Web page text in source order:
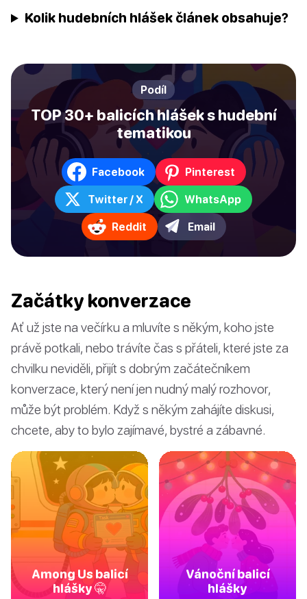
Kolik hudebních hlášek článek obsahuje?
Podíl
TOP 30+ balicích hlášek s hudební
tematikou
Facebook Pinterest
Twitter / X WhatsApp
Reddit Email
Začátky konverzace
Ať už jste na večírku a mluvíte s někým, koho jste
právě potkali, nebo trávíte čas s přáteli, které jste za
chvilku neviděli, přijít s dobrým začátečníkem
konverzace, který není jen nudný malý rozhovor,
může být problém. Když s někým zahájíte diskusi,
chcete, aby to bylo zajímavé, bystré a zábavné.
Among Us balicí
hlášky 🤫
Vánoční balicí
hlášky